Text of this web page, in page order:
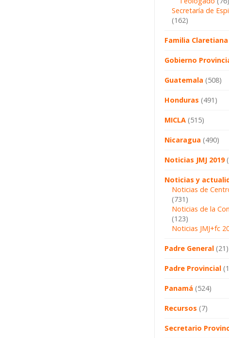
Secretaría de
(162)
Familia Claretiana
Gobierno
Guatemala (508)
Honduras (491)
MICLA (515)
Nicaragua (490)
Noticias JMJ 2019
Noticias y
Noticias de
(731)
Noticias de la
(123)
Noticias JMJ+fc
Padre General (21)
Padre Provincial
Panamá (524)
Recursos (7)
Secretario